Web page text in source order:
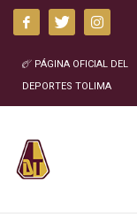
PÁGINA OFICIAL DEL
DEPORTES TOLIMA